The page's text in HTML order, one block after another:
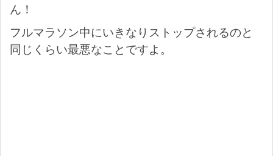
ん！
フルマラソン中にいきなりストップされるのと
同じくらい最悪なことですよ。